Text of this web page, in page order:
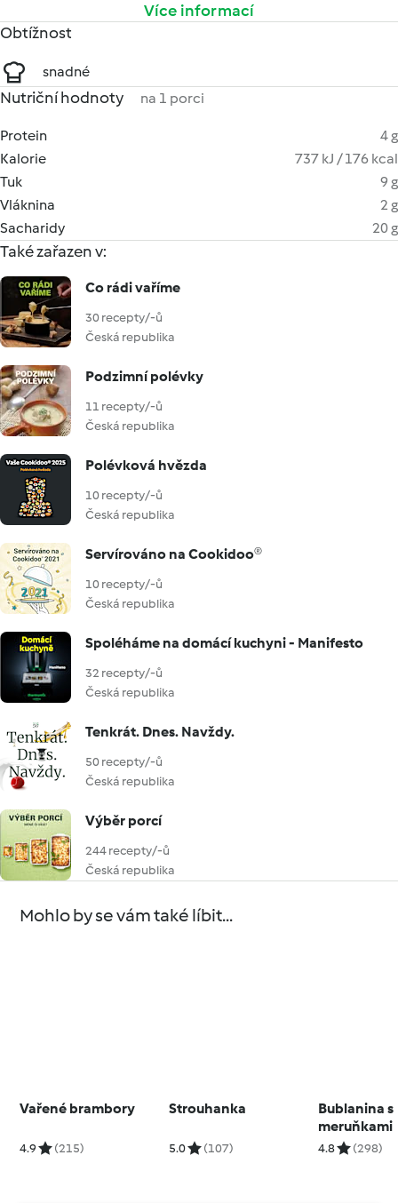
Více informací
Obtížnost
snadné
Nutriční hodnoty na 1 porci
Protein
4 g
Kalorie
737 kJ / 176 kcal
Tuk
9 g
Vláknina
2 g
Sacharidy
20 g
Také zařazen v:
Co rádi vaříme
30 recepty/-ů
Česká republika
Podzimní polévky
11 recepty/-ů
Česká republika
Polévková hvězda
10 recepty/-ů
Česká republika
Servírováno na Cookidoo®
10 recepty/-ů
Česká republika
Spoléháme na domácí kuchyni - Manifesto
32 recepty/-ů
Česká republika
Tenkrát. Dnes. Navždy.
50 recepty/-ů
Česká republika
Výběr porcí
244 recepty/-ů
Česká republika
Mohlo by se vám také líbit...
Vařené brambory
4.9 (215)
Strouhanka
5.0 (107)
Bublanina s
meruňkami
4.8 (298)